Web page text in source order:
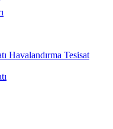
Havalandırma Tesisat